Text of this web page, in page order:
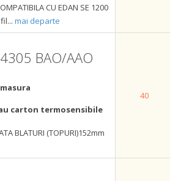
CU EDAN SE 1200
... mai departe
4305 BAO/AAO
carton termosensibile
BLATURI (TOPURI)152mm
40